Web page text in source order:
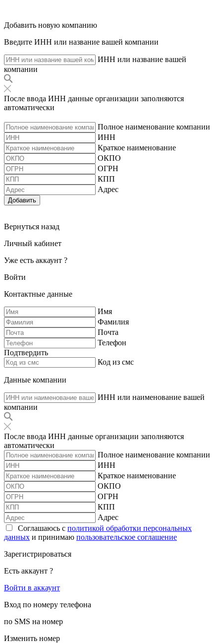
Добавить новую компанию
Введите ИНН или название вашей компании
ИНН или название вашей
компании
После ввода ИНН данные организации заполняются
автоматически
Полное наименование компании
ИНН
Краткое наименование
ОКПО
ОГРН
КПП
Адрес
Добавить
Вернуться назад
Личный кабинет
Уже есть аккаунт ?
Войти
Контактные данные
Имя
Фамилия
Почта
Телефон
Подтвердить
Код из смс
Данные компании
ИНН или наименование вашей
компании
После ввода ИНН данные организации заполняются
автоматически
Полное наименование компании
ИНН
Краткое наименование
ОКПО
ОГРН
КПП
Адрес
Соглашаюсь с политикой обработки персональных
данных и принимаю пользовательское соглашение
Зарегистрироваться
Есть аккаунт ?
Войти в аккаунт
Вход по номеру телефона
по SMS на номер
Изменить номер